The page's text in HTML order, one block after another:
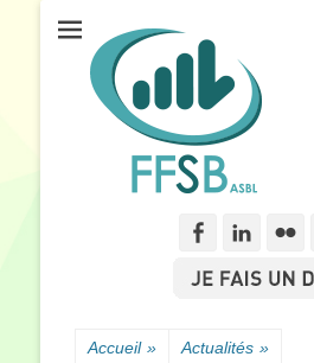
Fédération Francophone des
Facebook
Accueil » Actualités »